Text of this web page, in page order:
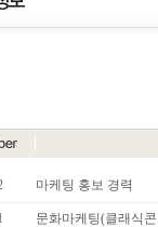
마케팅 홍보 경력
문화마케팅(클래식